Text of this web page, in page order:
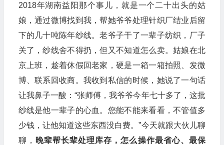
2018年湖南益阳那个事儿，就是一个二十出头的姑
娘，通过微博找到我，帮她爷爷处理针织厂结业后留
下的几十吨陈年纱线。老爷子干了一辈子纺织，厂子
关了，纱线舍不得扔，但又不知道怎么卖。姑娘在北
京上班，趁着休假回老家，硬是一箱一箱拍照、发微
博、联系回收商。我收到私信的时候，她说了一句话
让我鼻子一酸：“张师傅，我爷爷今年七十多了，这批
纱线是他一辈子的心血。您能不能来看看，不管值多
少钱，让他知道这些东西没白费。”今天就跟大伙儿聊
聊， 晚辈帮长辈处理库存，怎么操作最省心、最保